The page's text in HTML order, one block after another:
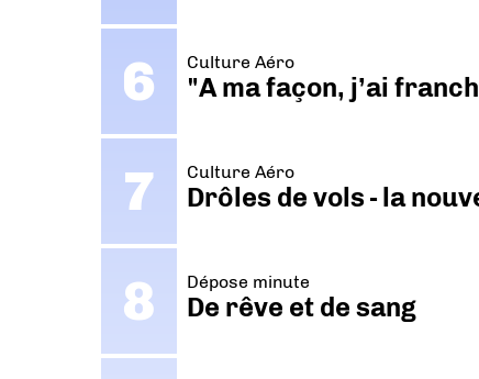
Culture Aéro
"A ma façon, j’ai
Culture Aéro
Drôles de vols - la
Dépose minute
De rêve et de sang